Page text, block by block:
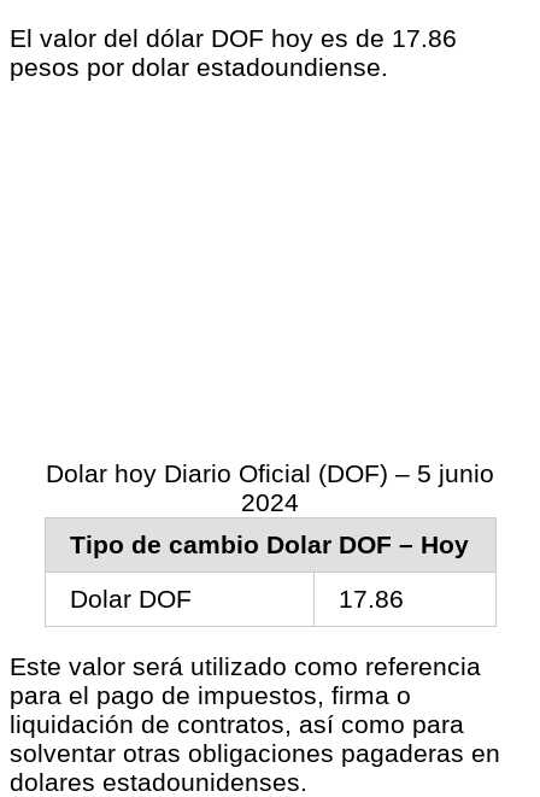
El valor del dólar DOF hoy es de 17.86
pesos por dolar estadoundiense.
Dolar hoy Diario Oficial (DOF) – 5 junio
2024
Tipo de cambio Dolar DOF – Hoy
Dolar DOF
17.86
Este valor será utilizado como referencia
para el pago de impuestos, firma o
liquidación de contratos, así como para
solventar otras obligaciones pagaderas en
dolares estadounidenses.